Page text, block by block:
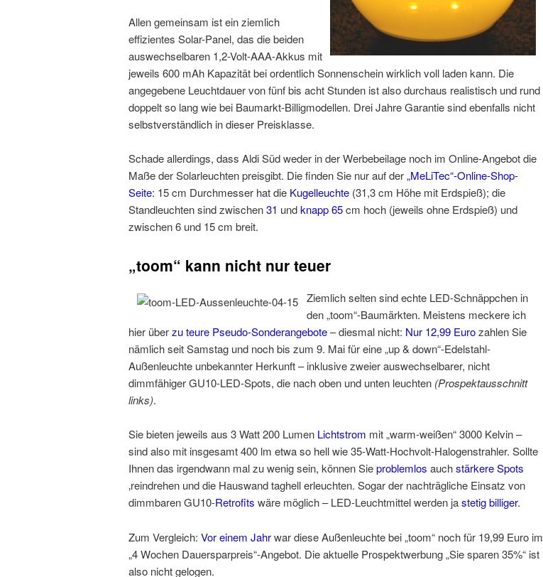
Allen gemeinsam ist ein ziemlich
effizientes Solar-Panel, das die beiden
auswechselbaren 1,2-Volt-AAA-Akkus mit
jeweils 600 mAh Kapazität bei ordentlich Sonnenschein wirklich voll laden kann. Die
angegebene Leuchtdauer von fünf bis acht Stunden ist also durchaus realistisch und rund
doppelt so lang wie bei Baumarkt-Billigmodellen. Drei Jahre Garantie sind ebenfalls nicht
selbstverständlich in dieser Preisklasse.
Schade allerdings, dass Aldi Süd weder in der Werbebeilage noch im Online-Angebot die
Maße der Solarleuchten preisgibt. Die finden Sie nur auf der„MeLiTec“-Online-Shop-
Seite: 15 cm Durchmesser hat die Kugelleuchte (31,3 cm Höhe mit Erdspieß); die
Standleuchten sind zwischen31 undknapp 65cm hoch (jeweils ohne Erdspieß) und
zwischen 6 und 15 cm breit.
„toom“ kann nicht nur teuer
Ziemlich selten sind echte LED-Schnäppchen in
den „toom“-Baumärkten. Meistens meckere ich
hier überzu teure Pseudo-Sonderangebote– diesmal nicht: Nur 12,99 Eurozahlen Sie
nämlich seit Samstag und noch bis zum 9. Mai für eine „up & down“-Edelstahl-
Außenleuchte unbekannter Herkunft – inklusive zweier auswechselbarer, nicht
dimmfähiger GU10-LED-Spots, die nach oben und unten leuchten (Prospektausschnitt
links).
Sie bieten jeweils aus 3 Watt 200 Lumen Lichtstrom mit „warm-weißen“ 3000 Kelvin –
sind also mit insgesamt 400 lm etwa so hell wie 35-Watt-Hochvolt-Halogenstrahler. Sollte
Ihnen das irgendwann mal zu wenig sein, können Sieproblemlos auchstärkere Spots
‚reindrehen und die Hauswand taghell erleuchten. Sogar der nachträgliche Einsatz von
dimmbaren GU10-Retrofits wäre möglich – LED-Leuchtmittel werden jastetig billiger.
Zum Vergleich: Vor einem Jahrwar diese Außenleuchte bei „toom“ noch für 19,99 Euro im
„4 Wochen Dauersparpreis“-Angebot. Die aktuelle Prospektwerbung „Sie sparen 35%“ ist
also nicht gelogen.